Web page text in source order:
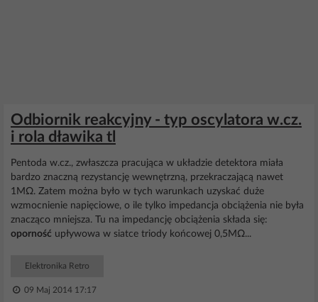
Odbiornik reakcyjny - typ oscylatora w.cz.
i rola dławika tl
Pentoda w.cz., zwłaszcza pracująca w układzie detektora miała
bardzo znaczną rezystancję wewnętrzną, przekraczającą nawet
1MΩ. Zatem można było w tych warunkach uzyskać duże
wzmocnienie napięciowe, o ile tylko impedancja obciążenia nie była
znacząco mniejsza. Tu na impedancję obciążenia składa się:
oporność upływowa w siatce triody końcowej 0,5MΩ...
Elektronika Retro
09 Maj 2014 17:17